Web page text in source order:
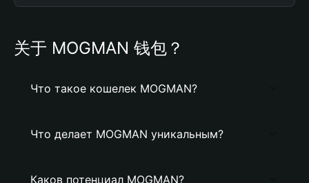
关于 MOGMAN 钱包？
Что такое кошелек MOGMAN?
Что делает MOGMAN уникальным?
Каков потенциал MOGMAN?